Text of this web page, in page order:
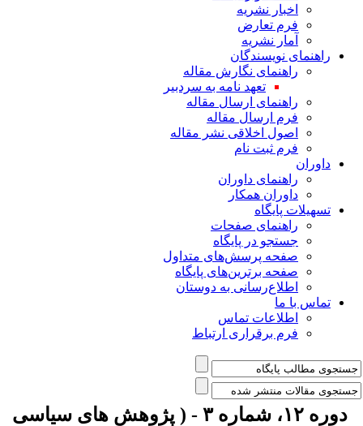
اخبار نشریه
فرم تعارض
آمار نشریه
راهنمای نویسندگان
راهنمای نگارش مقاله
تعهد نامه به سردبیر
راهنمای ارسال مقاله
فرم ارسال مقاله
اصول اخلاقی نشر مقاله
فرم ثبت نام
داوران
راهنمای داوران
داوران همکار
تسهیلات پایگاه
راهنمای صفحات
جستجو در پایگاه
صفحه پرسش‌های متداول
صفحه برترین‌های پایگاه
اطلاع‌رسانی به دوستان
تماس با ما
اطلاعات تماس
فرم برقراری ارتباط
دوره ۱۲، شماره ۳ - ( پژوهش های سیاسی